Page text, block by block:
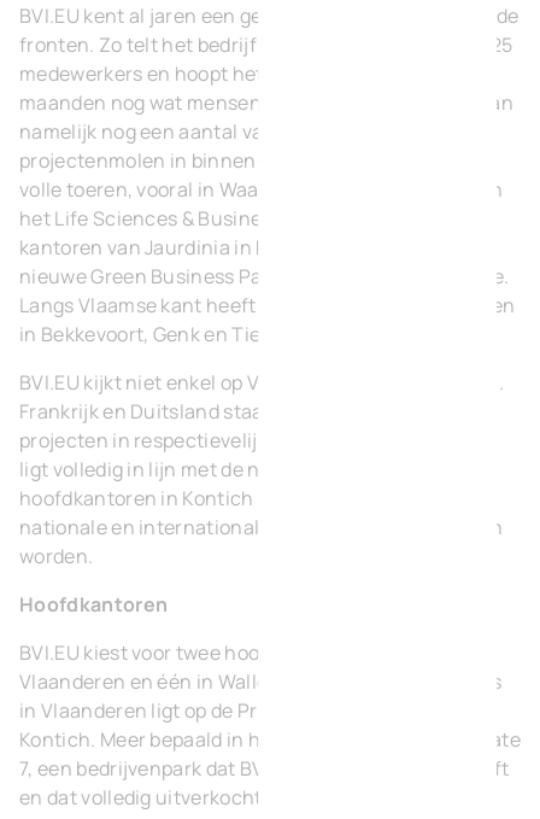
BVI.EU kent al jaren een gestage groei op verschillende
fronten. Zo telt het bedrijf anno 2022 een team van 25
medewerkers en hoopt het daar in de komende
maanden nog wat mensen aan toe te voegen. Er staan
namelijk nog een aantal vacatures open. Ook de
projectenmolen in binnen- en buitenland draait op
volle toeren, vooral in Waals-Brabant. Denk maar aan
het Life Sciences & Business Village in Waver, de
kantoren van Jaurdinia in Mont-Saint-Guibert en
nieuwe Green Business Parken in Rhises en Hélécine.
Langs Vlaamse kant heeft BVI.EU een aantal projecten
in Bekkevoort, Genk en Tienen.
BVI.EU kijkt niet enkel op Vlaamse en Waalse kaarten.
Frankrijk en Duitsland staan ook op het menu, met
projecten in respectievelijk Escaudain en Essen. Dat
ligt volledig in lijn met de nieuwe naam en
hoofdkantoren in Kontich en Waver, van waaruit de
nationale en internationale groei bestendigd kunnen
worden.
Hoofdkantoren
BVI.EU kiest voor twee hoofdkantoren, één in
Vlaanderen en één in Wallonië. De nieuwe thuisbasis
in Vlaanderen ligt op de Prins Boudewijnlaan in
Kontich. Meer bepaald in het Green Business Park Gate
7, een bedrijvenpark dat BVI.EU zelf gerealiseerd heeft
en dat volledig uitverkocht is.